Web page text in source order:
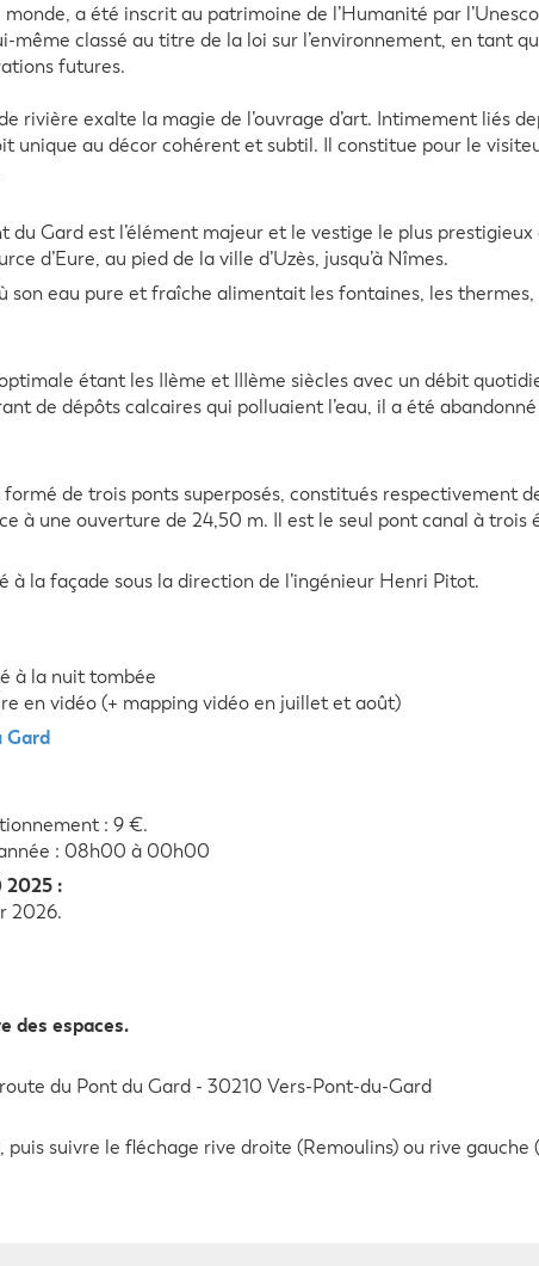
a été inscrit au patrimoine de l’Humanité par
même classé au titre de la loi sur l’environnement, en tant
futures.
rivière exalte la magie de l’ouvrage d’art. Intimement liés
unique au décor cohérent et subtil. Il constitue pour le
Gard est l’élément majeur et le vestige le plus prestigieux
d’Eure, au pied de la ville d’Uzès, jusqu’à Nîmes.
son eau pure et fraîche alimentait les fontaines, les
étant les IIème et IIIème siècles avec un débit
de dépôts calcaires qui polluaient l’eau, il a été
de trois ponts superposés, constitués respectivement
à une ouverture de 24,50 m. Il est le seul pont canal à trois
à la façade sous la direction de l’ingénieur Henri Pitot.
à la nuit tombée
en vidéo (+ mapping vidéo en juillet et août)
Gard
: 9 €.
: 08h00 à 00h00
2025 :
2026.
des espaces.
du Pont du Gard - 30210 Vers-Pont-du-Gard
suivre le fléchage rive droite (Remoulins) ou rive gauche